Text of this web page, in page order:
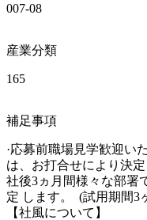
007-08
産業分類
165
補足事項
·応募前職場見学歓迎い
は、お打合せにより決
社後3ヵ月間様々な部署
定 します。  (試用期間3
【社風について】